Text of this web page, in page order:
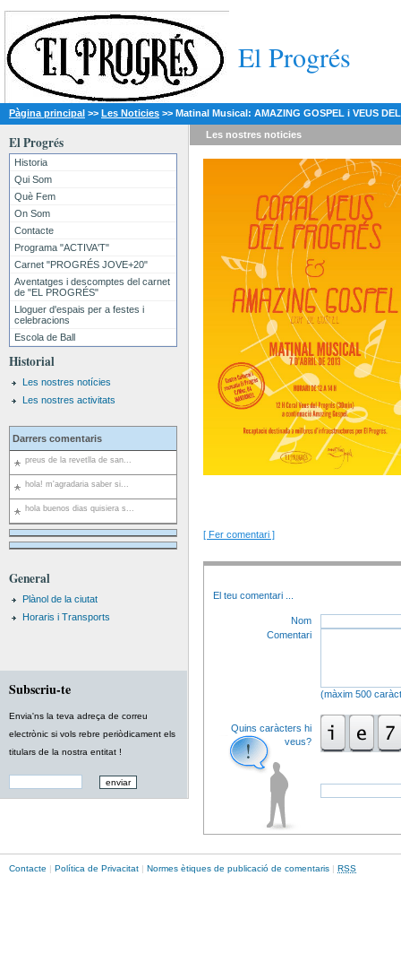
El Progrés
Pàgina principal >> Les Noticies >> Matinal Musical: AMAZING GOSPEL i VEUS
El Progrés
Historia
Qui Som
Què Fem
On Som
Contacte
Programa "ACTIVA'T"
Carnet "PROGRÉS JOVE+20"
Aventatges i descomptes del carnet
de "EL PROGRÉS"
Lloguer d'espais per a festes i
celebracions
Escola de Ball
Historial
Les nostres notícies
Les nostres activitats
Darrers comentaris
preus de la revetlla de san...
hola! m'agradaria saber si...
hola buenos dias quisiera s...
General
Plànol de la ciutat
Horaris i Transports
Subscriu-te
Envia'ns la teva adreça de correu
electrònic si vols rebre periòdicament els
titulars de la nostra entitat !
Les nostres noticies
[ Fer comentari ]
El teu comentari
Nom
Comentari
(màxim 500
Quins caràcters hi
veus?
Contacte | Política de Privacitat | Normes ètiques de publicació de comentaris | RSS